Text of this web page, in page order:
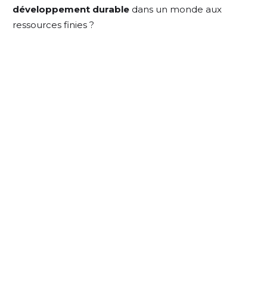
développement durable dans un monde aux
ressources finies ?